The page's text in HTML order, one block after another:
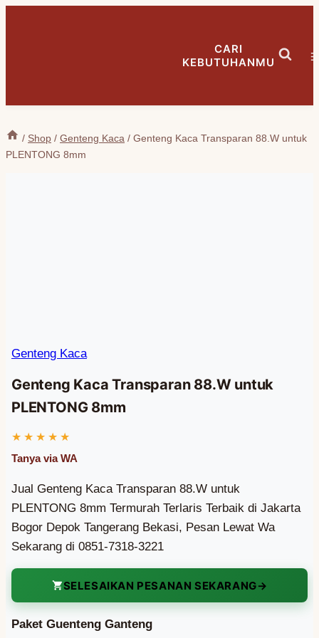
CARI
KEBUTUHANMU
/ Shop / Genteng Kaca / Genteng Kaca Transparan 88.W untuk
PLENTONG 8mm
Genteng Kaca
Genteng Kaca Transparan 88.W untuk
PLENTONG 8mm
Jual Genteng Kaca Transparan 88.W untuk
PLENTONG 8mm Termurah Terlaris Terbaik di Jakarta
Bogor Depok Tangerang Bekasi, Pesan Lewat Wa
Sekarang di 0851-7318-3221
SELESAIKAN PESANAN SEKARANG
Paket Guenteng Ganteng